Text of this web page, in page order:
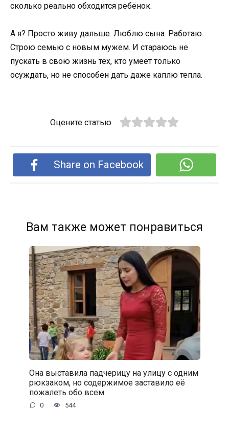
сколько реально обходится ребёнок.
А я? Просто живу дальше. Люблю сына. Работаю.
Строю семью с новым мужем. И стараюсь не
пускать в свою жизнь тех, кто умеет только
осуждать, но не способен дать даже каплю тепла.
Оцените статью
Share on Facebook
Вам также может понравиться
Она выставила падчерицу на улицу с одним
рюкзаком, но содержимое заставило её
пожалеть обо всем
0 544